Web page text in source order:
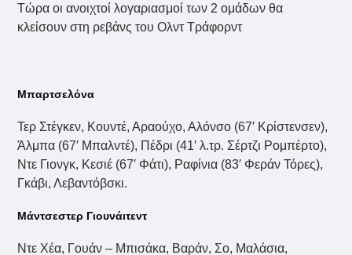
Τώρα οι ανοιχτοί λογαριασμοί των 2 ομάδων θα
κλείσουν στη ρεβάνς του Ολντ Τράφορντ
Μπαρτσελόνα
Τερ Στέγκεν, Κουντέ, Αραούχο, Αλόνσο (67′ Κρίστενσεν),
Άλμπα (67′ Μπαλντέ), Πέδρι (41′ λ.τρ. Σέρτζι Ρομπέρτο),
Ντε Γιονγκ, Κεσιέ (67′ Φάτι), Ραφίνια (83′ Φεράν Τόρες),
Γκάβι, Λεβαντόβσκι.
Μάντσεστερ Γιουνάιτεντ
Ντε Χέα, Γουάν – Μπισάκα, Βαράν, Σο, Μαλάσια,